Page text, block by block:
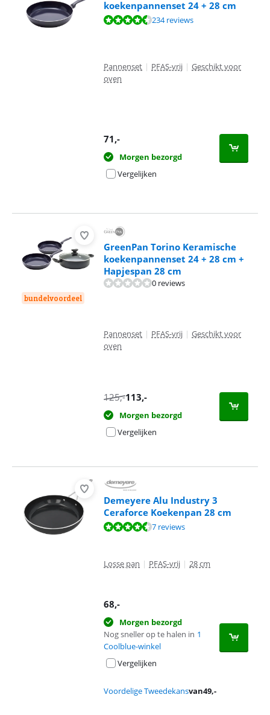
koekenpannenset 24 + 28 cm
Beoordeling is 8,8 van de 10, gebaseerd op 234 reviews.
234 reviews
Pannenset | PFAS-vrij | Geschikt voor
oven
71,-
Morgen bezorgd
Vergelijken
bundelvoordeel
GreenPan Torino Keramische
koekenpannenset 24 + 28 cm +
Hapjespan 28 cm
0 reviews
Pannenset | PFAS-vrij | Geschikt voor
oven
125,-113,-
Morgen bezorgd
Vergelijken
Demeyere Alu Industry 3
Ceraforce Koekenpan 28 cm
Beoordeling is 9,3 van de 10, gebaseerd op 7 reviews.
7 reviews
Losse pan | PFAS-vrij | 28 cm
68,-
Morgen bezorgd
Nog sneller op te halen in 1
Coolblue-winkel
Vergelijken
Voordelige Tweedekansvan49,-